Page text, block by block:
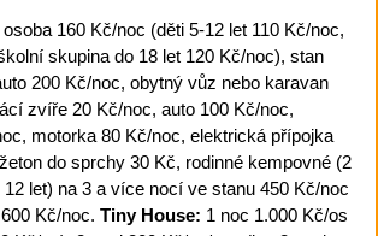
osoba 160 Kč/noc (děti 5-12 let 110 Kč/noc,
skupina do 18 let 120 Kč/noc), stan
200 Kč/noc, obytný vůz nebo karavan
zvíře 20 Kč/noc, auto 100 Kč/noc,
motorka 80 Kč/noc, elektrická přípojka
do sprchy 30 Kč, rodinné kempovné (2
let) na 3 a více nocí ve stanu 450 Kč/noc
Kč/noc. Tiny House: 1 noc 1.000 Kč/os